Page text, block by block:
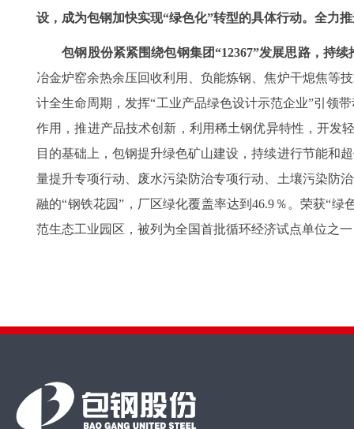
设，成为包钢加快实现“绿色化”转型的具体行动。全力
包钢股份紧紧围绕包钢集团“12367”发展思路，持
冶金炉窑余热余压回收利用、负能炼钢、焦炉干熄焦等
计全生命周期，发挥“工业产品绿色设计示范企业”引领
作用，推进产品技术创新，利用稀土钢优异特性，开发
目的基础上，包钢提升绿色矿山建设，持续进行节能和
量提升专项行动、废水污染防治专项行动、土壤污染防
融的“钢铁花园”，厂区绿化覆盖率达到46.9％。荣获“
范生态工业园区，被列为全国首批循环经济试点单位之